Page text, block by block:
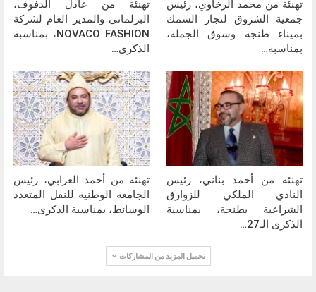
تهنئة من محمد الرخاوي، رئيس
جمعية الشروق لتجار السمك
بميناء طنجة وسوق الجملة،
بمناسبة…
تهنئة من عادل الدفوف،
البرلماني والمدير العام لشركة
NOVACO FASHION، بمناسبة
الذكرى…
تهنئة من أحمد بناني، رئيس
النادي الملكي للزوارق
الشراعية بطنجة، بمناسبة
الذكرى الـ27…
تهنئة من أحمد الغرابي، رئيس
الجامعة الوطنية للنقل المتعدد
الوسائط، بمناسبة الذكرى…
تحميل المزيد من المشاركات